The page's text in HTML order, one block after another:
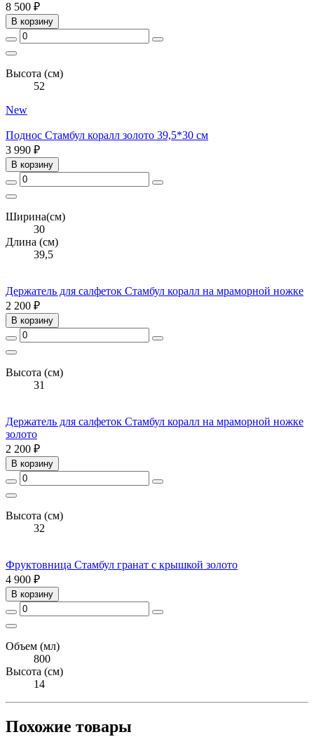
8 500 ₽
В корзину
Высота (см)
52
New
Поднос Стамбул коралл золото 39,5*30 см
3 990 ₽
В корзину
Ширина(см)
30
Длина (см)
39,5
Держатель для салфеток Стамбул коралл на мраморной ножке
2 200 ₽
В корзину
Высота (см)
31
Держатель для салфеток Стамбул коралл на мраморной ножке
золото
2 200 ₽
В корзину
Высота (см)
32
Фруктовница Стамбул гранат с крышкой золото
4 900 ₽
В корзину
Объем (мл)
800
Высота (см)
14
Похожие товары